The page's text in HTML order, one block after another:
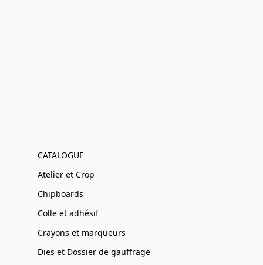
CATALOGUE
Atelier et Crop
Chipboards
Colle et adhésif
Crayons et marqueurs
Dies et Dossier de gauffrage